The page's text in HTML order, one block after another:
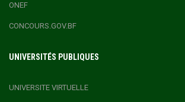
ONEF
CONCOURS.GOV.BF
UNIVERSITÉS PUBLIQUES
UNIVERSITE VIRTUELLE